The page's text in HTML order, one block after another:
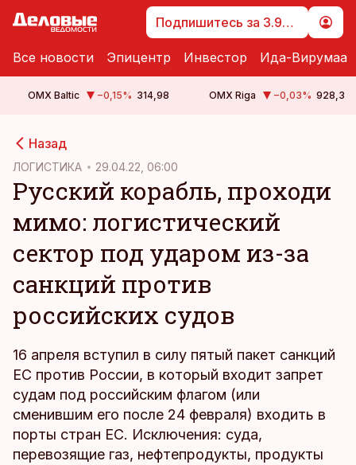
Подпишитесь за 3.99 €
Все новости Эпицентр Инвестор Ида-Вирумаа
OMX Baltic −0,15% 314,98 OMX Riga −0,03% 928,3
Назад
ЛОГИСТИКА 29.04.22, 06:00
Русский корабль, проходи
мимо: логистический
сектор под ударом из-за
санкций против
российских судов
16 апреля вступил в силу пятый пакет санкций
ЕС против России, в который входит запрет
судам под российским флагом (или
сменившим его после 24 февраля) входить в
порты стран ЕС. Исключения: суда,
перевозящие газ, нефтепродукты, продукты